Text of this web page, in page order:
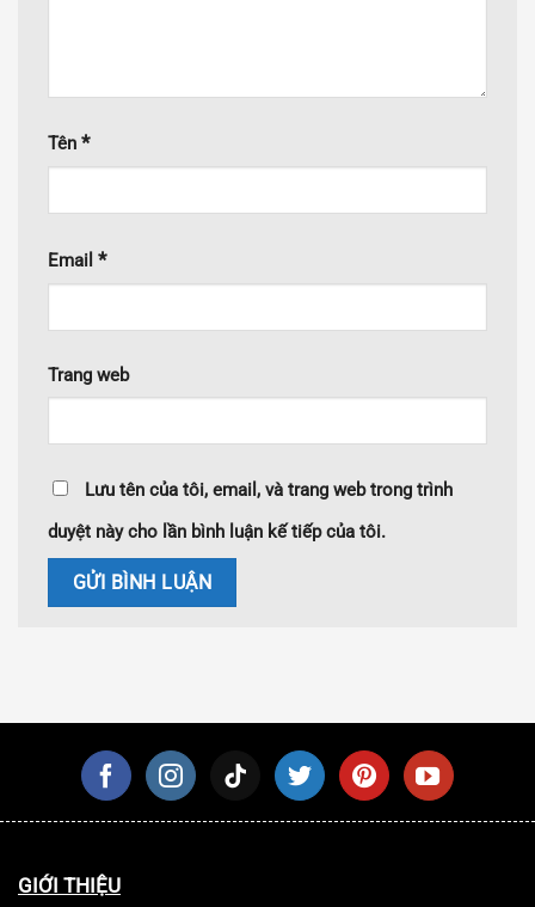
Tên *
Email *
Trang web
Lưu tên của tôi, email, và trang web trong trình
duyệt này cho lần bình luận kế tiếp của tôi.
GIỚI THIỆU